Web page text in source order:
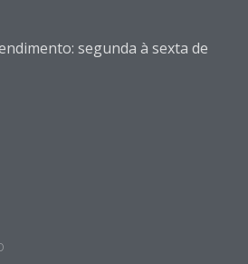
segunda à sexta de